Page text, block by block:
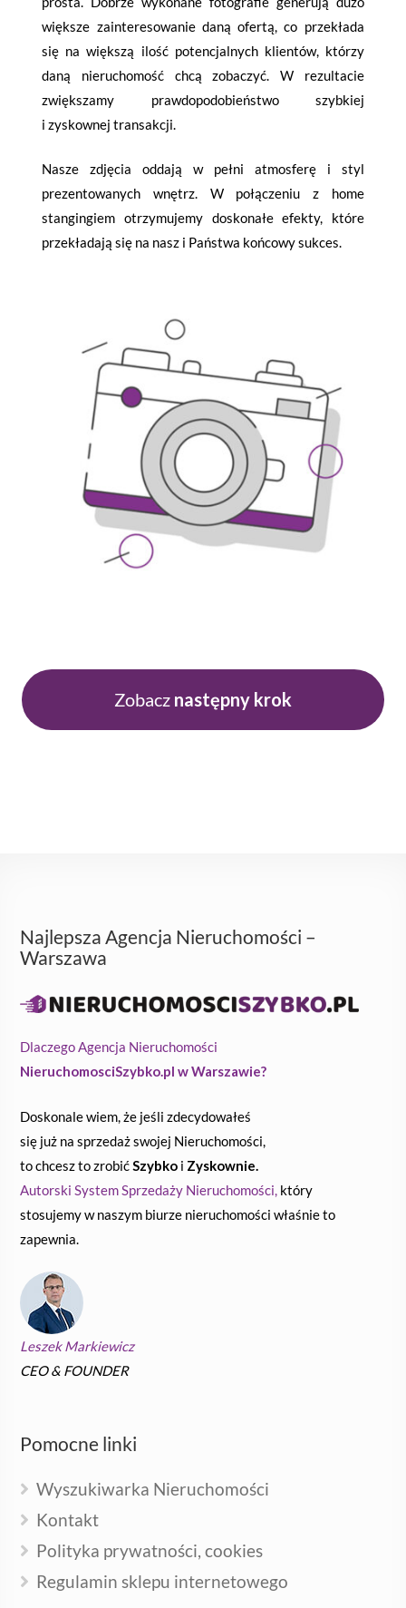
większe zainteresowanie daną ofertą, co przekłada
się na większą ilość potencjalnych klientów, którzy
daną nieruchomość chcą zobaczyć. W rezultacie
zwiększamy prawdopodobieństwo szybkiej
i zyskownej transakcji.
Nasze zdjęcia oddają w pełni atmosferę i styl
prezentowanych wnętrz. W połączeniu z home
stangingiem otrzymujemy doskonałe efekty, które
przekładają się na nasz i Państwa końcowy sukces.
Zobacz następny krok
Najlepsza Agencja Nieruchomości –
Warszawa
Dlaczego Agencja Nieruchomości
NieruchomosciSzybko.pl w Warszawie?
Doskonale wiem, że jeśli zdecydowałeś
się już na sprzedaż swojej Nieruchomości,
to chcesz to zrobić Szybko i Zyskownie.
Autorski System Sprzedaży Nieruchomości, który
stosujemy w naszym biurze nieruchomości właśnie to
zapewnia.
Leszek Markiewicz
CEO & FOUNDER
Pomocne linki
Wyszukiwarka Nieruchomości
Kontakt
Polityka prywatności, cookies
Regulamin sklepu internetowego